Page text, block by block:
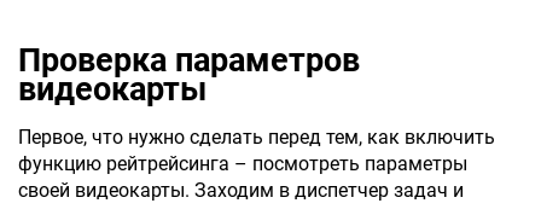
Проверка параметров
видеокарты
Первое, что нужно сделать перед тем, как включить
функцию рейтрейсинга – посмотреть параметры
своей видеокарты. Заходим в диспетчер задач и